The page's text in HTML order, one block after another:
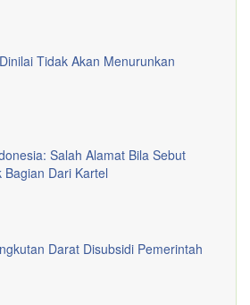
Tidak Akan Menurunkan
Salah Alamat Bila Sebut
Dari Kartel
Darat Disubsidi Pemerintah